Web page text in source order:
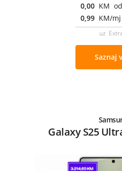
0,00 KM
0,99 KM/
uz
Saznaj
Galaxy S25